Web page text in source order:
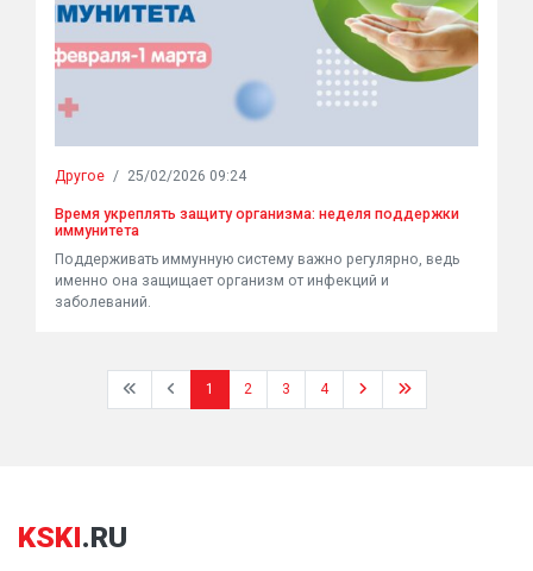
Другое / 25/02/2026 09:24
Время укреплять защиту организма: неделя поддержки
иммунитета
Поддерживать иммунную систему важно регулярно, ведь
именно она защищает организм от инфекций и
заболеваний.
1 2 3 4
KSKI.RU